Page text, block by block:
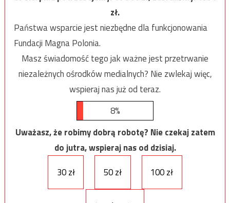
zł.
Państwa wsparcie jest niezbędne dla funkcjonowania
Fundacji Magna Polonia.
Masz świadomość tego jak ważne jest przetrwanie
niezależnych ośrodków medialnych? Nie zwlekaj więc,
wspieraj nas już od teraz.
8%
Uważasz, że robimy dobrą robotę? Nie czekaj zatem
do jutra, wspieraj nas od dzisiaj.
30 zł
50 zł 100 zł